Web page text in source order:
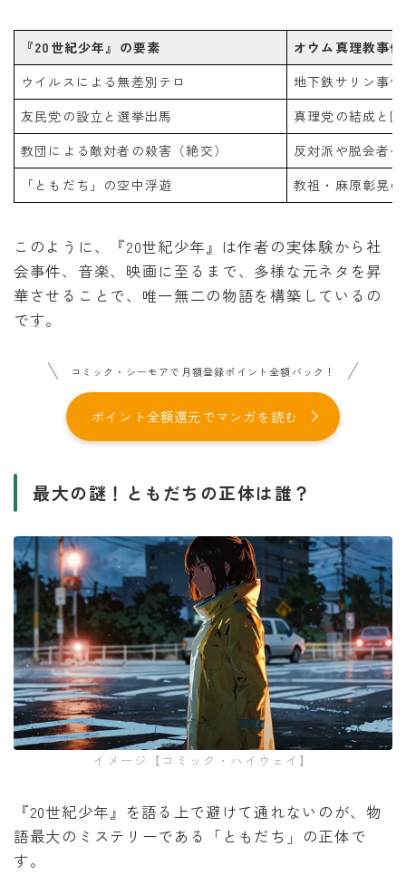
『20世紀少年』の要素
オウム真理教事
ウイルスによる無差別テロ
地下鉄サリン事件
友民党の設立と選挙出馬
真理党の結成と
教団による敵対者の殺害（絶交）
反対派や脱会者
「ともだち」の空中浮遊
教祖・麻原彰晃
このように、『20世紀少年』は作者の実体験から社
会事件、音楽、映画に至るまで、多様な元ネタを昇
華させることで、唯一無二の物語を構築しているの
です。
コミック・シーモアで月額登録ポイント全額バック！
ポイント全額還元でマンガを読む
最大の謎！ともだちの正体は誰？
イメージ【コミック・ハイウェイ】
『20世紀少年』を語る上で避けて通れないのが、物
語最大のミステリーである「ともだち」の正体で
す。